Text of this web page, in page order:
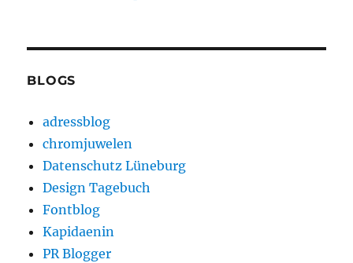
BLOGS
adressblog
chromjuwelen
Datenschutz Lüneburg
Design Tagebuch
Fontblog
Kapidaenin
PR Blogger